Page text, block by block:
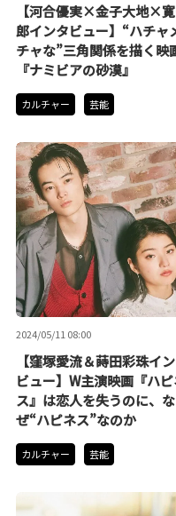
【河合優実×金子大地×
郎インタビュー】“ハチャ
チャな”三角関係を描く映
『ナミビアの砂漠』
カルチャー 芸能
2024/05/11 08:00
【窪塚愛流＆蒔田彩珠イ
ビュー】W主演映画『ハ
ス』は恋人を失うのに、な
ぜ“ハピネス”なのか
カルチャー 芸能